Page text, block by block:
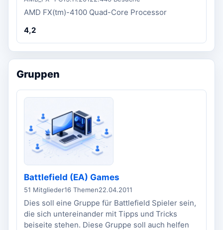
AMD FX(tm)-4100 Quad-Core Processor
4,2
Gruppen
Battlefield (EA) Games
51 Mitglieder16 Themen22.04.2011
Dies soll eine Gruppe für Battlefield Spieler sein,
die sich untereinander mit Tipps und Tricks
beiseite stehen. Diese Gruppe soll auch helfen